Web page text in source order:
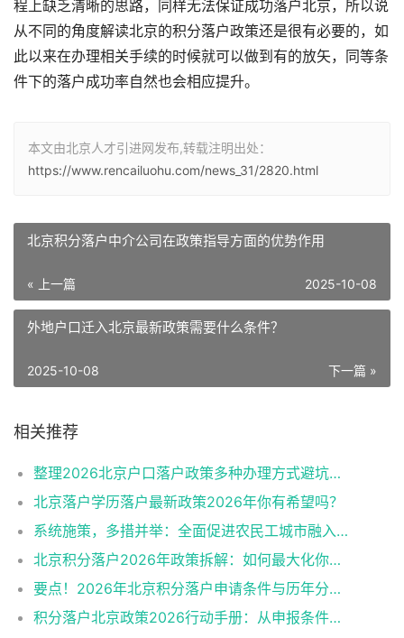
程上缺乏清晰的思路，同样无法保证成功落户北京，所以说
从不同的角度解读北京的积分落户政策还是很有必要的，如
此以来在办理相关手续的时候就可以做到有的放矢，同等条
件下的落户成功率自然也会相应提升。
本文由北京人才引进网发布,转载注明出处：
https://www.rencailuohu.com/news_31/2820.html
北京积分落户中介公司在政策指导方面的优势作用
« 上一篇 2025-10-08
外地户口迁入北京最新政策需要什么条件？
下一篇 »
2025-10-08
相关推荐
整理2026北京户口落户政策多种办理方式避坑指南
北京落户学历落户最新政策2026年你有希望吗？
系统施策，多措并举：全面促进农民工城市融入与社会融合
北京积分落户2026年政策拆解：如何最大化你的积分？
要点！2026年北京积分落户申请条件与历年分数线趋势
积分落户北京政策2026行动手册：从申报条件到办理流程